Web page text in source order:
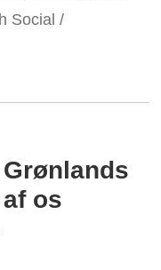
Social /
os